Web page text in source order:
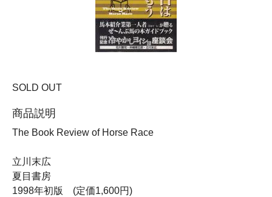
SOLD OUT
商品説明
The Book Review of Horse Race
立川末広
夏目書房
1998年初版 (定価1,600円)